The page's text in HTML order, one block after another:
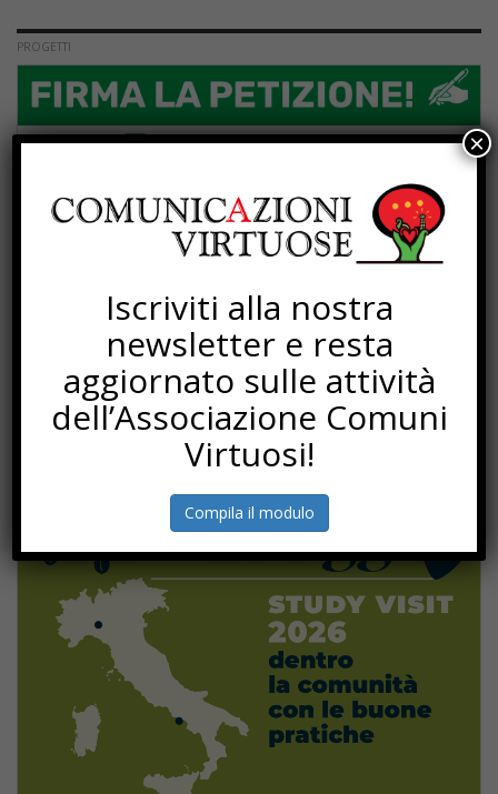
PROGETTI
Iscriviti alla nostra
newsletter e resta
aggiornato sulle attività
dell’Associazione Comuni
Virtuosi!
Compila il modulo
×